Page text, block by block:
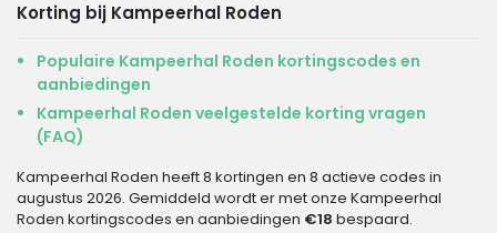
Korting bij Kampeerhal Roden
Populaire Kampeerhal Roden kortingscodes en
aanbiedingen
Kampeerhal Roden veelgestelde korting vragen
(FAQ)
Kampeerhal Roden heeft 8 kortingen en 8 actieve codes in
augustus 2026. Gemiddeld wordt er met onze Kampeerhal
Roden kortingscodes en aanbiedingen €18 bespaard.